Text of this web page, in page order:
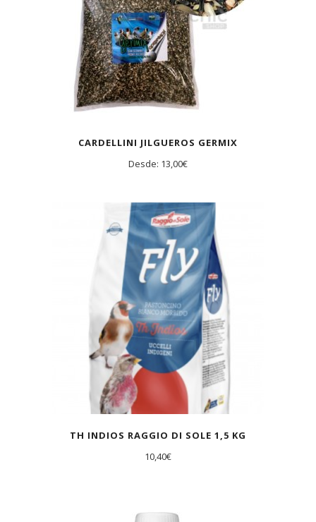
CARDELLINI JILGUEROS GERMIX
Desde: 13,00€
TH INDIOS RAGGIO DI SOLE 1,5 KG
10,40€